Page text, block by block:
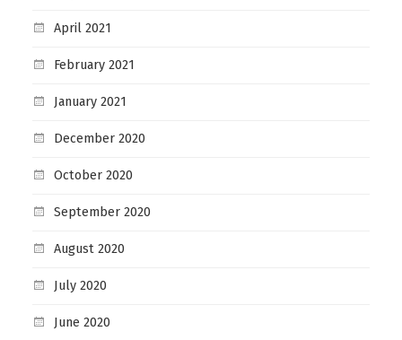
April 2021
February 2021
January 2021
December 2020
October 2020
September 2020
August 2020
July 2020
June 2020